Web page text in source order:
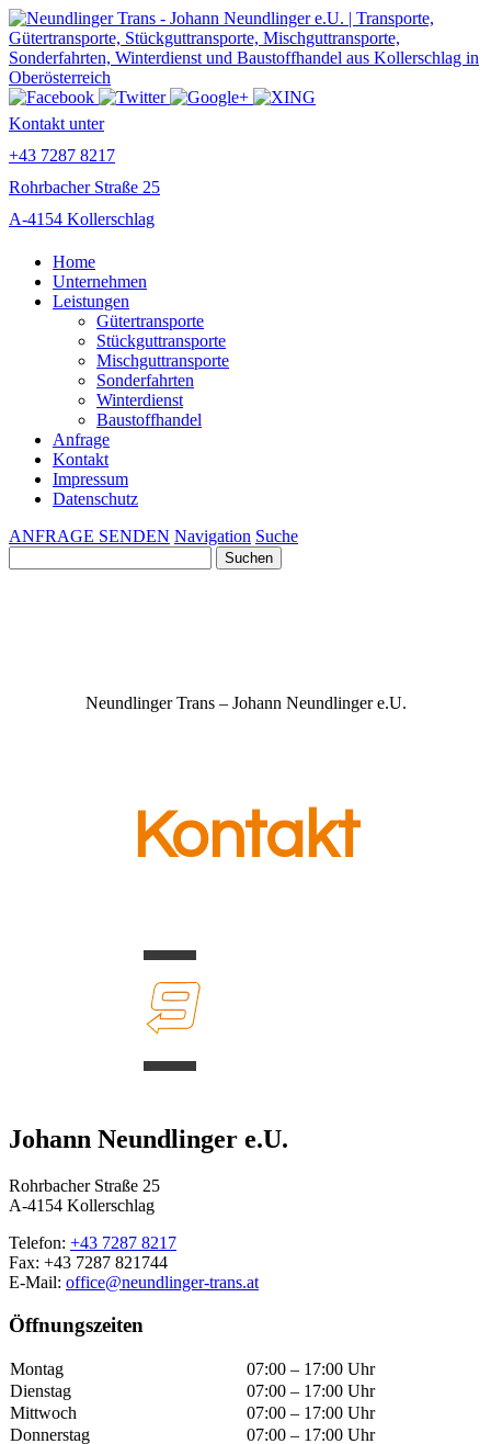
Kontakt unter
+43 7287 8217
Rohrbacher Straße 25
A-4154 Kollerschlag
Home
Unternehmen
Leistungen
Gütertransporte
Stückguttransporte
Mischguttransporte
Sonderfahrten
Winterdienst
Baustoffhandel
Anfrage
Kontakt
Impressum
Datenschutz
ANFRAGE SENDEN Navigation Suche
nach:
Neundlinger Trans – Johann Neundlinger e.U.
Kontakt
Johann Neundlinger e.U.
Rohrbacher Straße 25
A-4154 Kollerschlag
Telefon: +43 7287 8217
Fax: +43 7287 821744
E-Mail: office@neundlinger-trans.at
Öffnungszeiten
Montag
07:00 – 17:00 Uhr
Dienstag
07:00 – 17:00 Uhr
Mittwoch
07:00 – 17:00 Uhr
Donnerstag
07:00 – 17:00 Uhr